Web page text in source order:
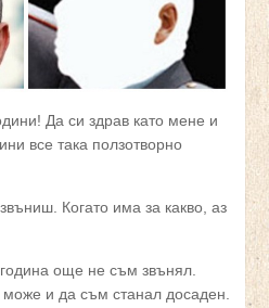
Да си здрав като мене и
все така ползотворно
Когато има за какво, аз
още не съм звънял.
и да съм станал досаден.